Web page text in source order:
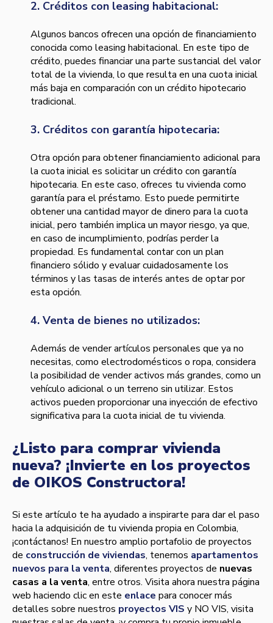
2. Créditos con leasing habitacional:
Algunos bancos ofrecen una opción de financiamiento
conocida como leasing habitacional. En este tipo de
crédito, puedes financiar una parte sustancial del valor
total de la vivienda, lo que resulta en una cuota inicial
más baja en comparación con un crédito hipotecario
tradicional.
3. Créditos con garantía hipotecaria:
Otra opción para obtener financiamiento adicional para
la cuota inicial es solicitar un crédito con garantía
hipotecaria. En este caso, ofreces tu vivienda como
garantía para el préstamo. Esto puede permitirte
obtener una cantidad mayor de dinero para la cuota
inicial, pero también implica un mayor riesgo, ya que,
en caso de incumplimiento, podrías perder la
propiedad. Es fundamental contar con un plan
financiero sólido y evaluar cuidadosamente los
términos y las tasas de interés antes de optar por
esta opción.
4. Venta de bienes no utilizados:
Además de vender artículos personales que ya no
necesitas, como electrodomésticos o ropa, considera
la posibilidad de vender activos más grandes, como un
vehículo adicional o un terreno sin utilizar. Estos
activos pueden proporcionar una inyección de efectivo
significativa para la cuota inicial de tu vivienda.
¿Listo para comprar vivienda
nueva? ¡Invierte en los proyectos
de OIKOS Constructora!
Si este artículo te ha ayudado a inspirarte para dar el paso
hacia la adquisición de tu vivienda propia en Colombia,
¡contáctanos! En nuestro amplio portafolio de proyectos
de construcción de viviendas, tenemos apartamentos
nuevos para la venta, diferentes proyectos de nuevas
casas a la venta, entre otros. Visita ahora nuestra página
web haciendo clic en este enlace para conocer más
detalles sobre nuestros proyectos VIS y NO VIS, visita